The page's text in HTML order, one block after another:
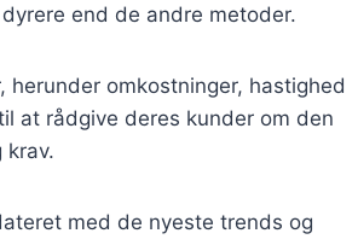
end de andre metoder.
omkostninger, hastighed
at rådgive deres kunder om den
krav.
med de nyeste trends og